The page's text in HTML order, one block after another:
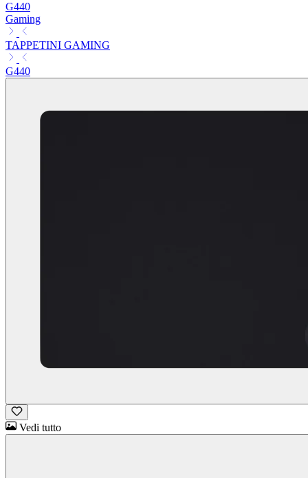
G440
Gaming
TAPPETINI GAMING
G440
Vedi tutto